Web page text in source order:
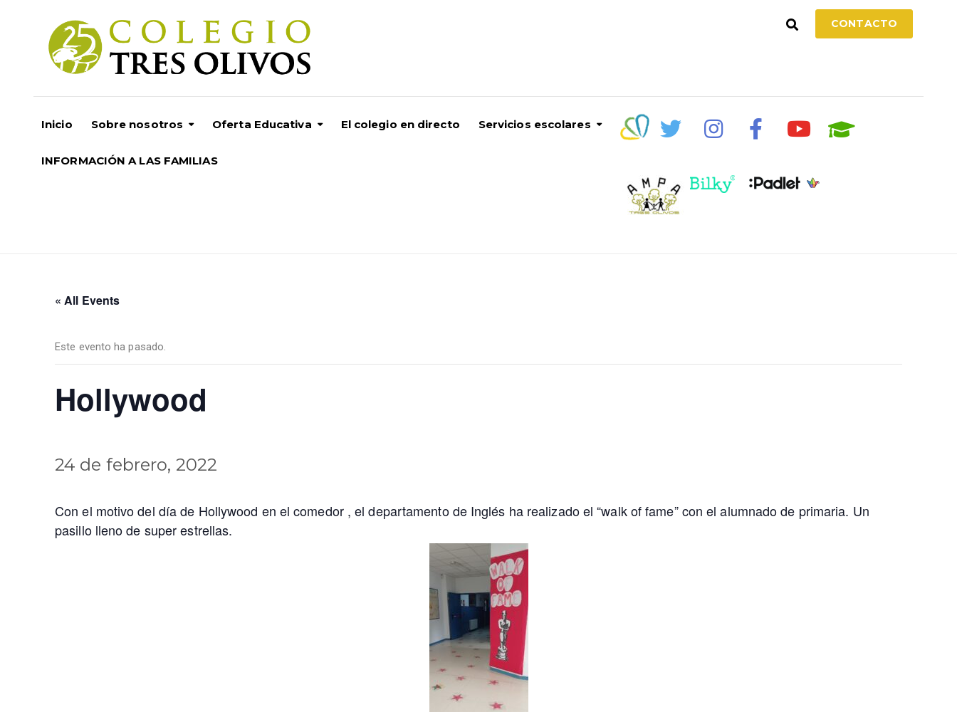
CONTACTO
Inicio Sobre nosotros Oferta Educativa El colegio en directo Servicios escolares
INFORMACIÓN A LAS FAMILIAS
« All Events
Este evento ha pasado.
Hollywood
24 de febrero, 2022
Con el motivo del día de Hollywood en el comedor , el departamento de Inglés ha realizado el “walk of fame” con el alumnado de primaria. Un
pasillo lleno de super estrellas.